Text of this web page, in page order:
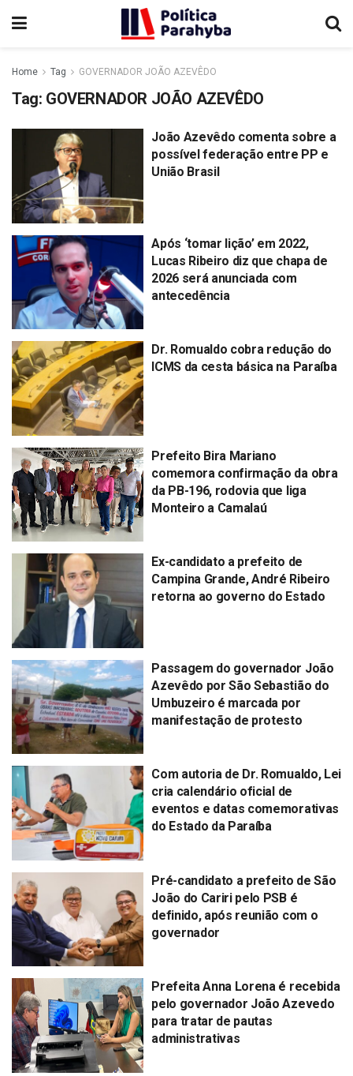
Home Tag GOVERNADOR JOÃO AZEVÊDO
Tag: GOVERNADOR JOÃO AZEVÊDO
João Azevêdo comenta sobre a
possível federação entre PP e
União Brasil
Após ‘tomar lição’ em 2022,
Lucas Ribeiro diz que chapa de
2026 será anunciada com
antecedência
Dr. Romualdo cobra redução do
ICMS da cesta básica na Paraíba
Prefeito Bira Mariano
comemora confirmação da obra
da PB-196, rodovia que liga
Monteiro a Camalaú
Ex-candidato a prefeito de
Campina Grande, André Ribeiro
retorna ao governo do Estado
Passagem do governador João
Azevêdo por São Sebastião do
Umbuzeiro é marcada por
manifestação de protesto
Com autoria de Dr. Romualdo, Lei
cria calendário oficial de
eventos e datas comemorativas
do Estado da Paraíba
Pré-candidato a prefeito de São
João do Cariri pelo PSB é
definido, após reunião com o
governador
Prefeita Anna Lorena é recebida
pelo governador João Azevedo
para tratar de pautas
administrativas